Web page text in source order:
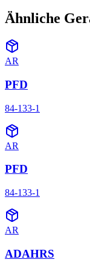
Ähnliche
AR
PFD
84-133-1
AR
PFD
84-133-1
AR
ADAHRS